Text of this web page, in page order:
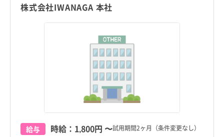
株式会社IWANAGA 本社
給与 時給： 1,800円 〜試用期間2ヶ月（条件変更なし）